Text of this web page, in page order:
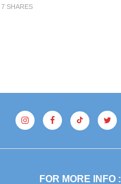
7 SHARES
FOR MORE INFO :